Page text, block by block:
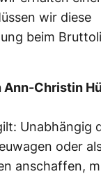
wir diese
beim
Ann-Christin
Unabhängig
oder
anschaffen,